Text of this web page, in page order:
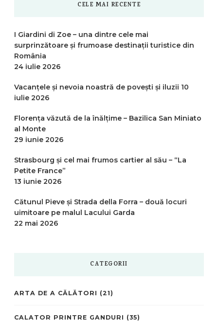
CELE MAI RECENTE
I Giardini di Zoe – una dintre cele mai
surprinzătoare și frumoase destinații turistice din
România
24 iulie 2026
Vacanțele și nevoia noastră de povești și iluzii 10
iulie 2026
Florența văzută de la înălțime – Bazilica San Miniato
al Monte
29 iunie 2026
Strasbourg și cel mai frumos cartier al său – “La
Petite France”
13 iunie 2026
Cătunul Pieve și Strada della Forra – două locuri
uimitoare pe malul Lacului Garda
22 mai 2026
CATEGORII
ARTA DE A CĂLĂTORI (21)
CALATOR PRINTRE GANDURI (35)